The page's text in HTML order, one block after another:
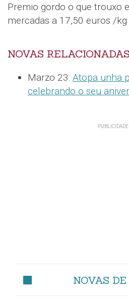
Premio gordo o que trouxo
mercadas a 17,50 euros /
NOVAS RELACIONADAS
Marzo 23: Atopa unha
celebrando o seu
NOVAS